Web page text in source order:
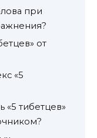
при
от
«5
тибетцев»